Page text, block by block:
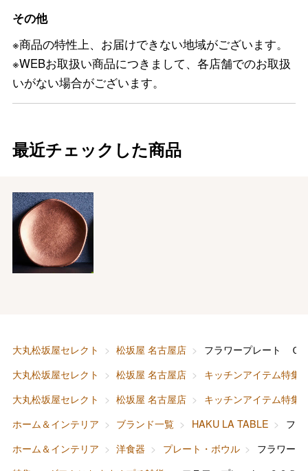
その他
※商品の特性上、お届けできない地域がございます。
※WEBお取扱い商品につきまして、各店舗でのお取扱
いがない場合がございます。
最近チェックした商品
大丸松坂屋セレクト 松坂屋 名古屋店
フラワープレート Ｃ
大丸松坂屋セレクト
松坂屋 名古屋店
キッチンアイテム特集
大丸松坂屋セレクト
松坂屋 名古屋店
キッチンアイテム特集
ホーム＆インテリア
ブランド一覧 HAKU LA TABLE
フ
ホーム＆インテリア
洋食器 プレート・ボウル
フラワー
ファッション
ホーム＆インテリア
ベビー＆キッズ
出産内祝い
結婚内祝い
お香典返し
母の日
父の日
お中元
敬老の日